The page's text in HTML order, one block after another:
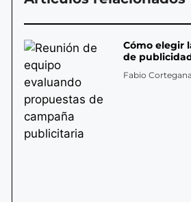
Cómo elegir
de
Fabio Cortegana